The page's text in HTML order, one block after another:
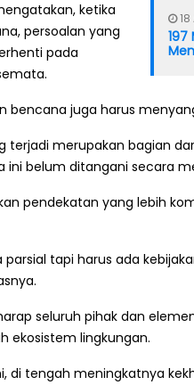
18
197
ketika
persoalan yang
pada
bencana juga harus
terjadi merupakan bagian
ini belum ditangani secara
pendekatan yang lebih
parsial tapi harus ada
seluruh pihak dan
ekosistem lingkungan.
di tengah meningkatnya